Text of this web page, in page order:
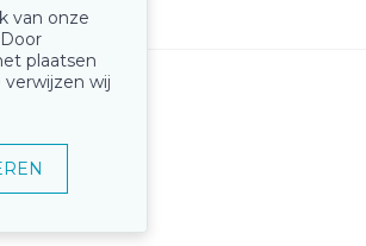
van onze
plaatsen
wij